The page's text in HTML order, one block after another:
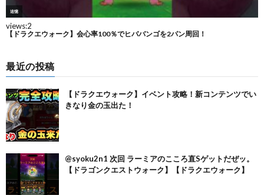
最近の投稿
【ドラクエウォーク】イベント攻略！新コンテンツでい
きなり金の玉出た！
@syoku2n1 次回 ラーミアのこころ直Sゲットだぜッ。
【ドラゴンクエストウォーク】【ドラクエウォーク】